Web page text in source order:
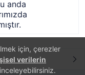
için, çerezler
verilerin
anda